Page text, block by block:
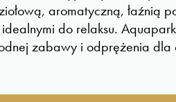
aromatyczną, łaźnią
do relaksu.
zabawy i odprężenia dla